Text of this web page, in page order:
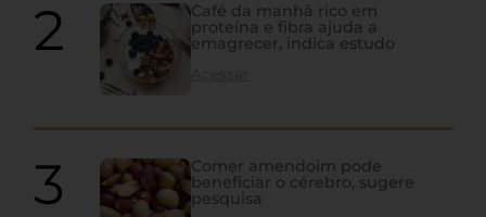
Café da manhã rico em
proteína e fibra ajuda a
emagrecer, indica estudo
Comer amendoim pode
beneficiar o cérebro, sugere
pesquisa